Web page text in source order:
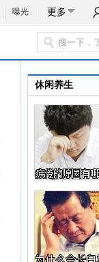
曝光 更多
休闲养生